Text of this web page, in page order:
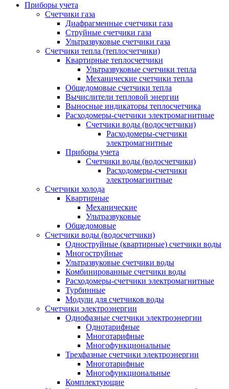
Приборы учета
Счетчики газа
Диафрагменные счетчики газа
Струйные счетчики газа
Ультразвуковые счетчики газа
Счетчики тепла (теплосчетчики)
Квартирные теплосчетчики
Ультразвуковые счетчики тепла
Механические счетчики тепла
Общедомовые счетчики тепла
Вычислители тепловой энергии
Выносные индикаторы теплосчетчика
Расходомеры-счетчики электромагнитные
Счетчики воды (водосчетчики)
Расходомеры-счетчики
электромагнитные
Приборы учета
Счетчики воды (водосчетчики)
Расходомеры-счетчики
электромагнитные
Счетчики холода
Квартирные
Механические
Ультразвуковые
Общедомовые
Счетчики воды (водосчетчики)
Одноструйные (квартирные) счетчики воды
Многоструйные
Ультразвуковые счетчики воды
Комбинированные счетчики воды
Расходомеры-счетчики электромагнитные
Турбинные
Модули для счетчиков воды
Счетчики электроэнергии
Однофазные счетчики электроэнергии
Однотарифные
Многотарифные
Многофункциональные
Трехфазные счетчики электроэнергии
Многотарифные
Многофункциональные
Комплектующие